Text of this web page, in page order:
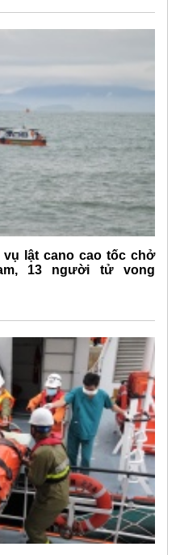
lật cano cao tốc chở
13 người tử vong